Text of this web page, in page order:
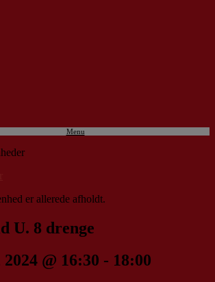
Menu
er allerede afholdt.
U. 8 drenge
@ 16:30 - 18:00